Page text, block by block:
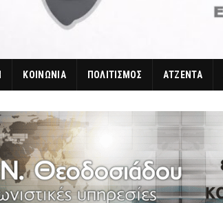
ΚΟΙΝΩΝΙΑ ΠΟΛΙΤΙΣΜΟΣ ΑΤΖΕΝΤΑ